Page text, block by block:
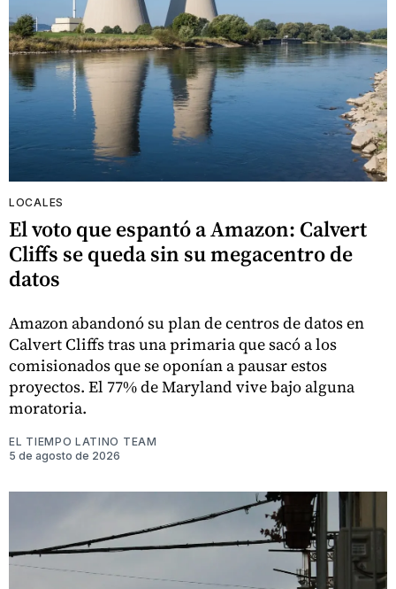
LOCALES
El voto que espantó a Amazon: Calvert
Cliffs se queda sin su megacentro de
datos
Amazon abandonó su plan de centros de datos en
Calvert Cliffs tras una primaria que sacó a los
comisionados que se oponían a pausar estos
proyectos. El 77% de Maryland vive bajo alguna
moratoria.
EL TIEMPO LATINO TEAM
5 de agosto de 2026